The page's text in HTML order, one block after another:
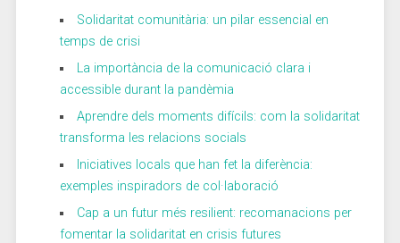
Solidaritat comunitària: un pilar ​essencial en
temps ‍de crisi
La importància de ⁢la comunicació clara ⁢i
accessible durant la pandèmia
Aprendre dels moments difícils: com⁤ la solidaritat
transforma les relacions ⁤socials
Iniciatives locals que han⁢ fet la diferència:
exemples⁢ inspiradors ⁣de col·laboració
Cap a un futur més resilient: recomanacions per
⁣fomentar la solidaritat en crisis futures